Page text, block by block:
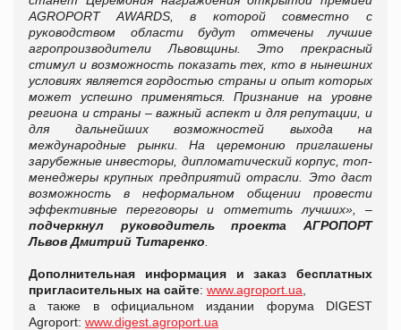
AGROPORT AWARDS, в которой совместно с
руководством области будут отмечены лучшие
агропроизводители Львовщины. Это прекрасный
стимул и возможность показать тех, кто в нынешних
условиях является гордостью страны и опыт которых
может успешно применяться. Признание на уровне
региона и страны – важный аспект и для репутации, и
для дальнейших возможностей выхода на
международные рынки. На церемонию приглашены
зарубежные инвесторы, дипломатический корпус, топ-
менеджеры крупных предприятий отрасли. Это даст
возможность в неформальном общении провести
эффективные переговоры и отметить лучших», –
подчеркнул руководитель проекта АГРОПОРТ
Львов Дмитрий Титаренко
Дополнительная информация и заказ бесплатных
пригласительных на сайте: www.agroport.ua
а также в официальном издании форума DIGEST
Agroport: www.digest.agroport.ua